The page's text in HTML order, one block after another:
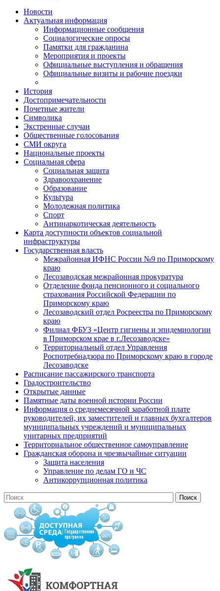
Новости
Актуальная информация
Информационные сообщения
Социалогические опросы
Памятки для гражданина
Мероприятия и проекты
Официальные выступления и обращения
Официальные визиты и рабочие поездки
История
Достопримечательности
Почетные жители
Символика
Экстренные случаи
Общественные голосования
СМИ округа
Национальные проекты
Социальная сфера
Социальная защита
Здравоохранение
Образование
Культура
Молодежная политика
Спорт
Антинаркотическая деятельность
Карта доступности объектов социальной
инфраструктуры
Государственная власть
Межрайонная ИФНС России №9 по Приморскому
краю
Лесозаводская межрайонная прокуратура
Отделение фонда пенсионного и социального
страхования Российской Федерации по
Приморскому краю
Лесозаводский отдел Росреестра по Приморскому
краю
Филиал ФБУЗ «Центр гигиены и эпидемиологии
в Приморском крае в г.Лесозаводске»
Территориальный отдел Управления
Роспотребнадзора по Приморскому краю в городе
Лесозаводске
Расписание пассажирского транспорта
Градостроительство
Открытые данные
Памятные даты военной истории России
Информация о среднемесячной заработной плате
руководителей, их заместителей и главных бухгалтеров
муниципальных учреждений и муниципальных
унитарных предприятий
Территориальное общественное самоуправление
Гражданская оборона и чрезвычайные ситуации
Защита населения
Управление по делам ГО и ЧС
Антикоррупционная политика